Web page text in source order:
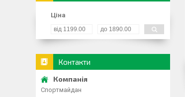
Ціна
Контакти
Спортмайдан